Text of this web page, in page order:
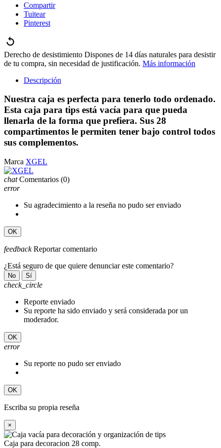
Compartir
Tuitear
Pinterest
Derecho de desistimiento Dispones de 14 días naturales para desistir
de tu compra, sin necesidad de justificación. Más información
Descripción
Nuestra caja es perfecta para tenerlo todo ordenado.
Esta caja para tips está vacía para que pueda
llenarla de la forma que prefiera. Sus 28
compartimentos le permiten tener bajo control todos
sus complementos.
Marca XGEL
chat Comentarios (0)
error
Su agradecimiento a la reseña no pudo ser enviado
OK
feedback Reportar comentario
¿Está seguro de que quiere denunciar este comentario?
No Sí
check_circle
Reporte enviado
Su reporte ha sido enviado y será considerada por un
moderador.
OK
error
Su reporte no pudo ser enviado
OK
Escriba su propia reseña
×
Caja para decoracion 28 comp.